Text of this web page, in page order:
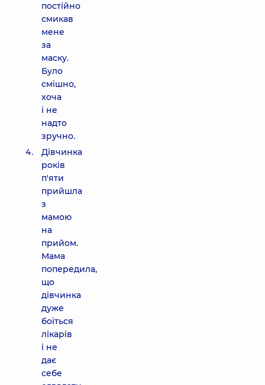
постійно
смикав
мене
за
маску.
Було
смішно,
хоча
і не
надто
зручно.
Дівчинка
років
п'яти
прийшла
з
мамою
на
прийом.
Мама
попередила,
що
дівчинка
дуже
боїться
лікарів
і не
дає
себе